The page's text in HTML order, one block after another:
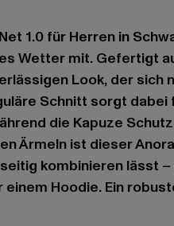
1.0 für Herren in
Wetter mit. Gefertigt
Look, der sich
Schnitt sorgt dabei
die Kapuze
Ärmeln ist dieser
kombinieren lässt
Hoodie. Ein